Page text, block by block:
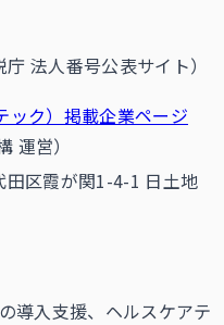
庁 法人番号公表サイト）
ク）掲載企業ページ
運営）
田区霞が関1-4-1 日土地
導入支援、ヘルスケアテ